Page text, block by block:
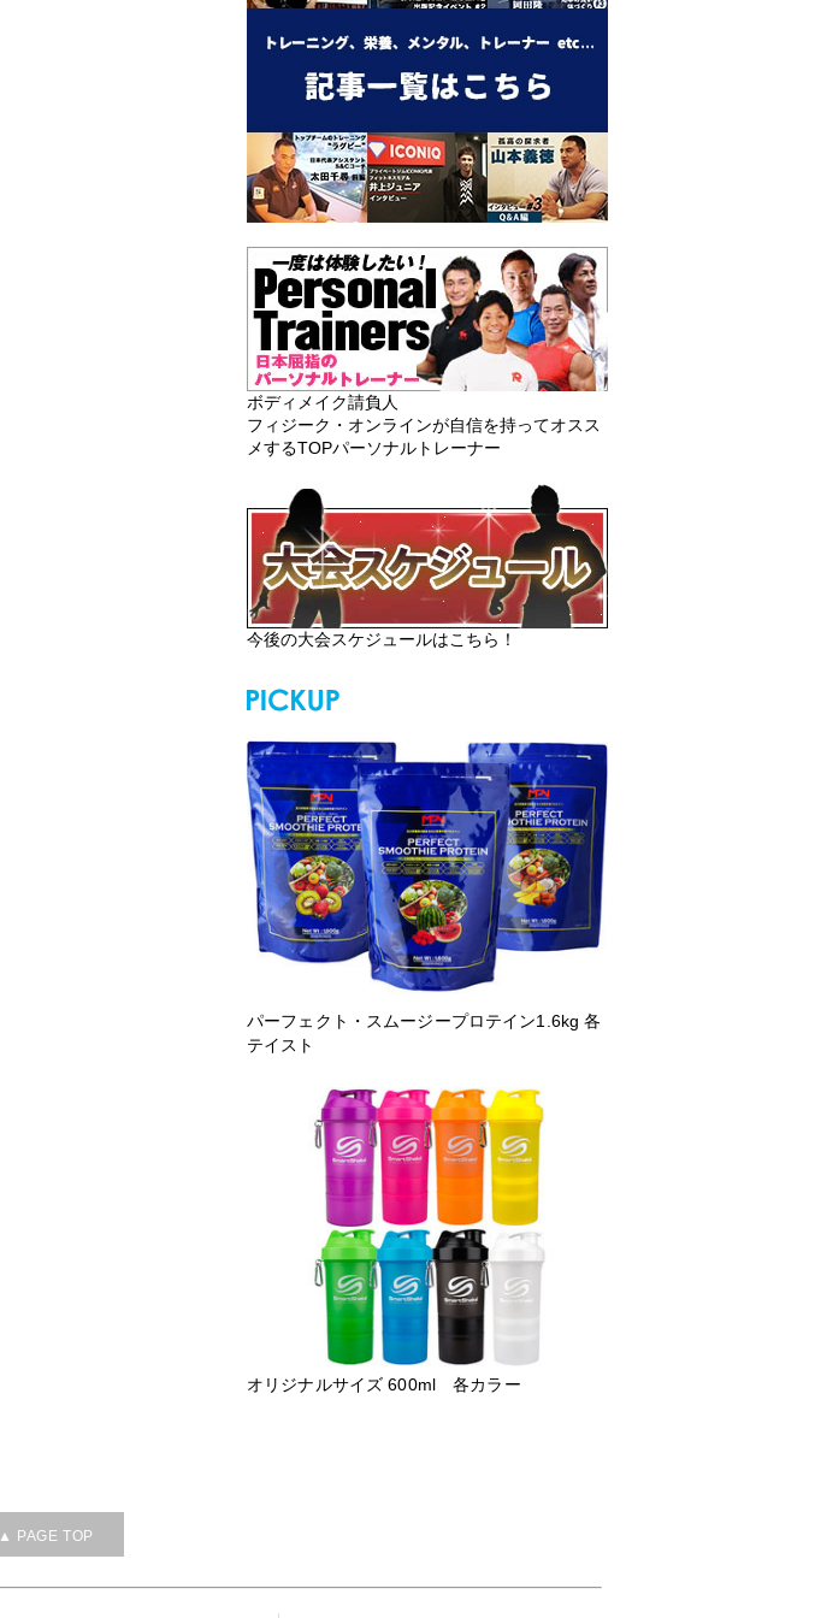
ボディメイク請負人
フィジーク・オンラインが自信を持ってオスス
メするTOPパーソナルトレーナー
今後の大会スケジュールはこちら！
パーフェクト・スムージープロテイン1.6kg 各
テイスト
オリジナルサイズ 600ml 各カラー
▲ PAGE TOP